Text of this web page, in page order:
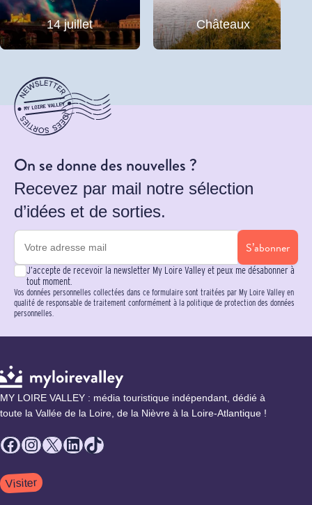
14 juillet Châteaux
On se donne des nouvelles ?
Recevez par mail notre sélection
d’idées et de sorties.
S’abonner
J’accepte de recevoir la newsletter My Loire Valley et peux me désabonner à
tout moment.
Vos données personnelles collectées dans ce formulaire sont traitées par My Loire Valley en
qualité de responsable de traitement conformément à la politique de protection des données
personnelles.
MY LOIRE VALLEY : média touristique indépendant, dédié à
toute la Vallée de la Loire, de la Nièvre à la Loire-Atlantique !
Facebook
Instagram
X LinkedIn
TikTok
Visiter